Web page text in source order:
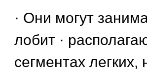
· Они могут
лобит ·
сегментах